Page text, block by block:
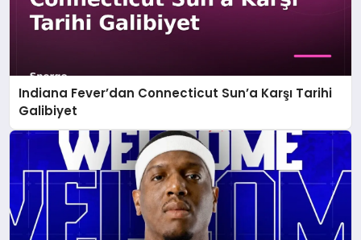
Indiana Fever’dan Connecticut Sun’a Karşı Tarihi
Galibiyet